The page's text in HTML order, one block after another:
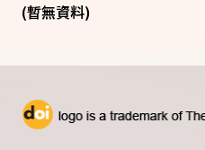
(暫無資料)